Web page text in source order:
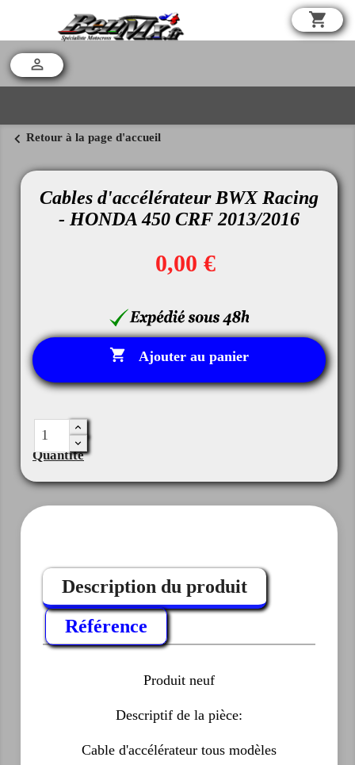
shopping_cart

chevron_left Retour à la page d'accueil
Cables d'accélérateur BWX Racing
- HONDA 450 CRF 2013/2016
0,00 €
 Ajouter au panier
Quantité
Description du produit
Référence
Produit neuf
Descriptif de la pièce:
Cable d'accélérateur tous modèles